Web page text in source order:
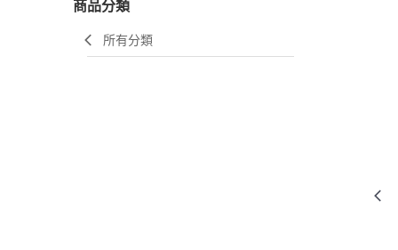
商品分類
所有分類